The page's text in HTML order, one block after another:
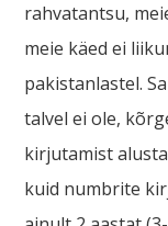
rahvatantsu,
meie käed ei
pakistanlastel.
talvel ei ole,
kirjutamist
kuid numbrite